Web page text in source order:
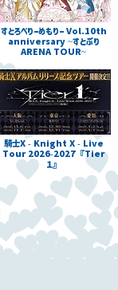
すとろべりーめもりー Vol.10th
anniversary ~すとぷり
ARENA TOUR~
騎士X - Knight X - Live
Tour2026-2027 『Tier
１』